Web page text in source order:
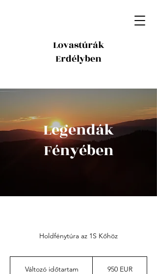
Lovastúrák
Erdélyben
Legendák
Fényében
Holdfénytúra az 1S Kőhöz
Változó időtartam 950 EUR